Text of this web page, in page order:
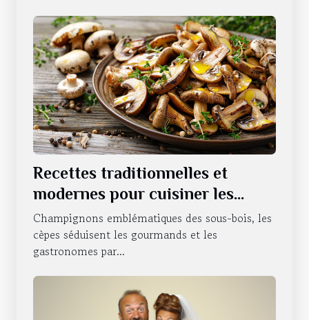
Recettes traditionnelles et
modernes pour cuisiner les
cèpes
Champignons emblématiques des sous-bois, les
cèpes séduisent les gourmands et les
gastronomes par...